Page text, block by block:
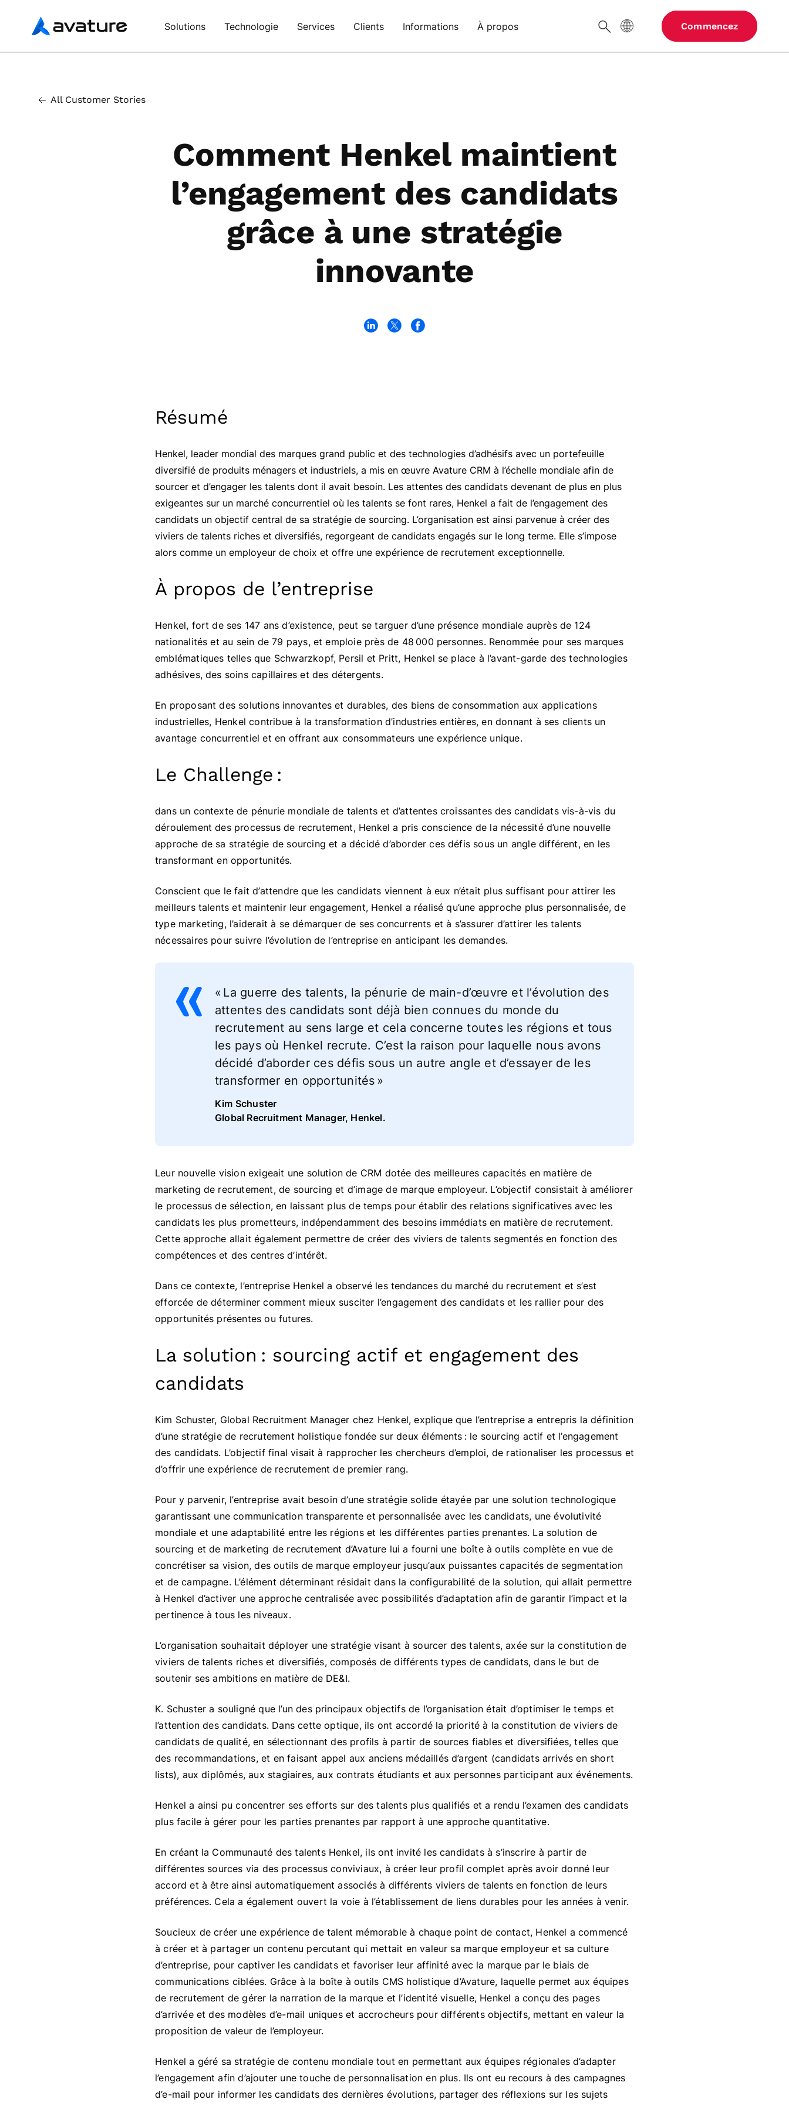
Avature Solutions Technologie Services Clients Informations À propos Chercher Commencez
All Customer Stories
Comment Henkel maintient
l’engagement des candidats
grâce à une stratégie
innovante
Résumé
Henkel, leader mondial des marques grand public et des technologies d’adhésifs avec un portefeuille
diversifié de produits ménagers et industriels, a mis en œuvre Avature CRM à l’échelle mondiale afin de
sourcer et d’engager les talents dont il avait besoin. Les attentes des candidats devenant de plus en plus
exigeantes sur un marché concurrentiel où les talents se font rares, Henkel a fait de l’engagement des
candidats un objectif central de sa stratégie de sourcing. L’organisation est ainsi parvenue à créer des
viviers de talents riches et diversifiés, regorgeant de candidats engagés sur le long terme. Elle s’impose
alors comme un employeur de choix et offre une expérience de recrutement exceptionnelle.
À propos de l’entreprise
Henkel, fort de ses 147 ans d’existence, peut se targuer d’une présence mondiale auprès de 124
nationalités et au sein de 79 pays, et emploie près de 48 000 personnes. Renommée pour ses marques
emblématiques telles que Schwarzkopf, Persil et Pritt, Henkel se place à l’avant-garde des technologies
adhésives, des soins capillaires et des détergents.
En proposant des solutions innovantes et durables, des biens de consommation aux applications
industrielles, Henkel contribue à la transformation d’industries entières, en donnant à ses clients un
avantage concurrentiel et en offrant aux consommateurs une expérience unique.
Le Challenge :
dans un contexte de pénurie mondiale de talents et d’attentes croissantes des candidats vis-à-vis du
déroulement des processus de recrutement, Henkel a pris conscience de la nécessité d’une nouvelle
approche de sa stratégie de sourcing et a décidé d’aborder ces défis sous un angle différent, en les
transformant en opportunités.
Conscient que le fait d’attendre que les candidats viennent à eux n’était plus suffisant pour attirer les
meilleurs talents et maintenir leur engagement, Henkel a réalisé qu’une approche plus personnalisée, de
type marketing, l’aiderait à se démarquer de ses concurrents et à s’assurer d’attirer les talents
nécessaires pour suivre l’évolution de l’entreprise en anticipant les demandes.
« La guerre des talents, la pénurie de main-d’œuvre et l’évolution des
attentes des candidats sont déjà bien connues du monde du
recrutement au sens large et cela concerne toutes les régions et tous
les pays où Henkel recrute. C’est la raison pour laquelle nous avons
décidé d’aborder ces défis sous un autre angle et d’essayer de les
transformer en opportunités »
Kim Schuster
Global Recruitment Manager, Henkel.
Leur nouvelle vision exigeait une solution de CRM dotée des meilleures capacités en matière de
marketing de recrutement, de sourcing et d’image de marque employeur. L’objectif consistait à améliorer
le processus de sélection, en laissant plus de temps pour établir des relations significatives avec les
candidats les plus prometteurs, indépendamment des besoins immédiats en matière de recrutement.
Cette approche allait également permettre de créer des viviers de talents segmentés en fonction des
compétences et des centres d’intérêt.
Dans ce contexte, l’entreprise Henkel a observé les tendances du marché du recrutement et s’est
efforcée de déterminer comment mieux susciter l’engagement des candidats et les rallier pour des
opportunités présentes ou futures.
La solution : sourcing actif et engagement des
candidats
Kim Schuster, Global Recruitment Manager chez Henkel, explique que l’entreprise a entrepris la définition
d’une stratégie de recrutement holistique fondée sur deux éléments : le sourcing actif et l’engagement
des candidats. L’objectif final visait à rapprocher les chercheurs d’emploi, de rationaliser les processus et
d’offrir une expérience de recrutement de premier rang.
Pour y parvenir, l’entreprise avait besoin d’une stratégie solide étayée par une solution technologique
garantissant une communication transparente et personnalisée avec les candidats, une évolutivité
mondiale et une adaptabilité entre les régions et les différentes parties prenantes. La solution de
sourcing et de marketing de recrutement d’Avature lui a fourni une boîte à outils complète en vue de
concrétiser sa vision, des outils de marque employeur jusqu’aux puissantes capacités de segmentation
et de campagne. L’élément déterminant résidait dans la configurabilité de la solution, qui allait permettre
à Henkel d’activer une approche centralisée avec possibilités d’adaptation afin de garantir l’impact et la
pertinence à tous les niveaux.
L’organisation souhaitait déployer une stratégie visant à sourcer des talents, axée sur la constitution de
viviers de talents riches et diversifiés, composés de différents types de candidats, dans le but de
soutenir ses ambitions en matière de DE&I.
K. Schuster a souligné que l’un des principaux objectifs de l’organisation était d’optimiser le temps et
l’attention des candidats. Dans cette optique, ils ont accordé la priorité à la constitution de viviers de
candidats de qualité, en sélectionnant des profils à partir de sources fiables et diversifiées, telles que
des recommandations, et en faisant appel aux anciens médaillés d’argent (candidats arrivés en short
lists), aux diplômés, aux stagiaires, aux contrats étudiants et aux personnes participant aux événements.
Henkel a ainsi pu concentrer ses efforts sur des talents plus qualifiés et a rendu l’examen des candidats
plus facile à gérer pour les parties prenantes par rapport à une approche quantitative.
En créant la Communauté des talents Henkel, ils ont invité les candidats à s’inscrire à partir de
différentes sources via des processus conviviaux, à créer leur profil complet après avoir donné leur
accord et à être ainsi automatiquement associés à différents viviers de talents en fonction de leurs
préférences. Cela a également ouvert la voie à l’établissement de liens durables pour les années à venir.
Soucieux de créer une expérience de talent mémorable à chaque point de contact, Henkel a commencé
à créer et à partager un contenu percutant qui mettait en valeur sa marque employeur et sa culture
d’entreprise, pour captiver les candidats et favoriser leur affinité avec la marque par le biais de
communications ciblées. Grâce à la boîte à outils CMS holistique d’Avature, laquelle permet aux équipes
de recrutement de gérer la narration de la marque et l’identité visuelle, Henkel a conçu des pages
d’arrivée et des modèles d’e-mail uniques et accrocheurs pour différents objectifs, mettant en valeur la
proposition de valeur de l’employeur.
Henkel a géré sa stratégie de contenu mondiale tout en permettant aux équipes régionales d’adapter
l’engagement afin d’ajouter une touche de personnalisation en plus. Ils ont eu recours à des campagnes
d’e-mail pour informer les candidats des dernières évolutions, partager des réflexions sur les sujets